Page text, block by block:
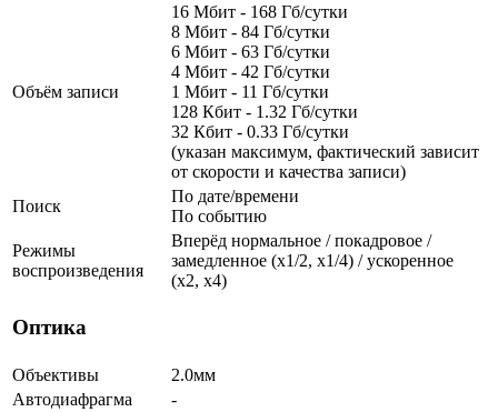
Объём записи
16 Мбит - 168 Гб/сутки
8 Мбит - 84 Гб/сутки
6 Мбит - 63 Гб/сутки
4 Мбит - 42 Гб/сутки
1 Мбит - 11 Гб/сутки
128 Кбит - 1.32 Гб/сутки
32 Кбит - 0.33 Гб/сутки
(указан максимум, фактический зависит
от скорости и качества записи)
Поиск
По дате/времени
По событию
Режимы
воспроизведения
Вперёд нормальное / покадровое /
замедленное (х1/2, х1/4) / ускоренное
(х2, х4)
Оптика
Объективы
2.0мм
Автодиафрагма
-